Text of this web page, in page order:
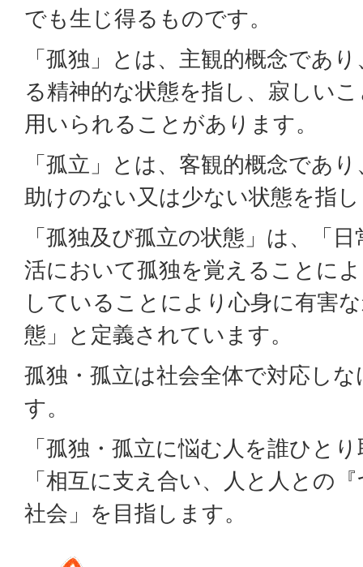
でも生じ得るものです。
「孤独」とは、主観的概念であ
る精神的な状態を指し、寂しい
用いられることがあります。
「孤立」とは、客観的概念であ
助けのない又は少ない状態を指
「孤独及び孤立の状態」は、「
活において孤独を覚えることに
していることにより心身に有害
態」と定義されています。
孤独・孤立は社会全体で対応し
す。
「孤独・孤立に悩む人を誰ひと
「相互に支え合い、人と人との
社会」を目指します。